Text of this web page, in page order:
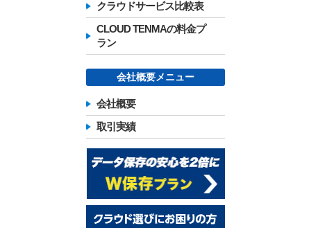
クラウドサービス比較表
CLOUD TENMAの料金プ
ラン
会社概要メニュー
会社概要
取引実績